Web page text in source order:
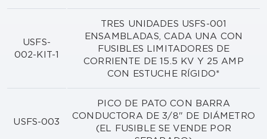
USFS-
002-KIT-1
TRES UNIDADES USFS-001
ENSAMBLADAS, CADA UNA CON
FUSIBLES LIMITADORES DE
CORRIENTE DE 15.5 KV Y 25 AMP
CON ESTUCHE RÍGIDO*
USFS-003
PICO DE PATO CON BARRA
CONDUCTORA DE 3/8" DE DIÁMETRO
(EL FUSIBLE SE VENDE POR